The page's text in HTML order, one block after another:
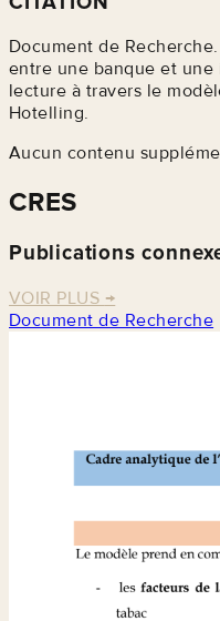
Document de
entre une banque et
lecture à travers le
Hotelling.
Aucun contenu
CRES
Publications
VOIR PLUS →
Document de Recherche